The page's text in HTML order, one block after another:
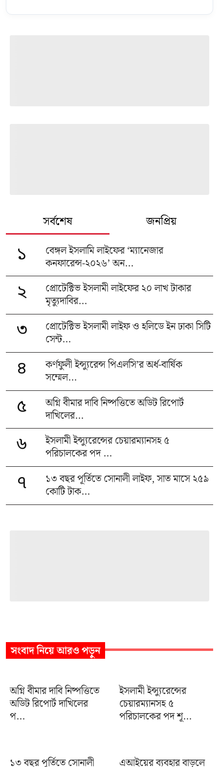
সর্বশেষ জনপ্রিয়
১
বেঙ্গল ইসলামি লাইফের ‘ম্যানেজার
কনফারেন্স-২০২৬’ অন...
২
প্রোটেক্টিভ ইসলামী লাইফের ২০ লাখ টাকার
মৃত্যুদাবির...
৩
প্রোটেক্টিভ ইসলামী লাইফ ও হলিডে ইন ঢাকা সিটি
সেন্ট...
৪
কর্ণফুলী ইন্স্যুরেন্স পিএলসি’র অর্ধ-বার্ষিক
সম্মেল...
৫
অগ্নি বীমার দাবি নিষ্পত্তিতে অডিট রিপোর্ট
দাখিলের...
৬
ইসলামী ইন্স্যুরেন্সের চেয়ারম্যানসহ ৫
পরিচালকের পদ ...
৭
১৩ বছর পূর্তিতে সোনালী লাইফ, সাত মাসে ২৫৯
কোটি টাক...
সংবাদনিয়ে আরও পড়ুন
অগ্নি বীমার দাবি নিষ্পত্তিতে
অডিট রিপোর্ট দাখিলের
প...
ইসলামী ইন্স্যুরেন্সের
চেয়ারম্যানসহ ৫
পরিচালকের পদ শূ...
১৩ বছর পূর্তিতে সোনালী
এআইয়ের ব্যবহার বাড়লে